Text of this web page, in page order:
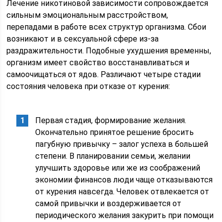
Лечение никотиновой зависимости сопровождается
сильным эмоциональным расстройством,
перепадами в работе всех структур организма. Сбои
возникают и в сексуальной сфере из-за
раздражительности. Подобные ухудшения временны,
организм имеет свойство восстанавливаться и
самоочищаться от ядов. Различают четыре стадии
состояния человека при отказе от курения:
Первая стадия, формирование желания.
Окончательно принятое решение бросить
пагубную привычку – залог успеха в большей
степени. В планировании семьи, желании
улучшить здоровье или же из соображений
экономии финансов люди чаще отказываются
от курения навсегда. Человек отвлекается от
самой привычки и воздерживается от
периодического желания закурить при помощи